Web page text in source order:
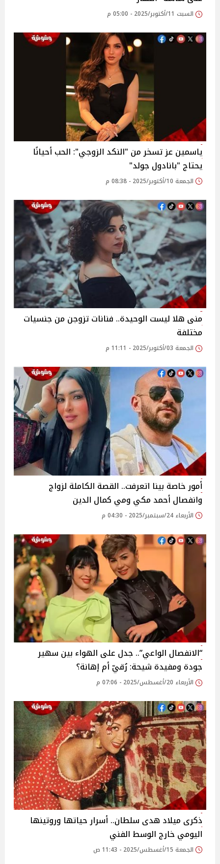
السبت 11/أكتوبر/2025 - 05:00 م
ياسمين عز تسخر من "النكد الزوجي": الحب أحيانًا
يحتاج "بانادول جولد"
الجمعة 10/أكتوبر/2025 - 08:38 م
منى هلا ليست الوحيدة.. فنانات تزوجن من جنسيات
مختلفة
الجمعة 03/أكتوبر/2025 - 11:11 م
أمور خاصة بينا اتعرفت.. القصة الكاملة لزواج
وانفصال أحمد مكي ومي كمال الدين
الأربعاء 24/سبتمبر/2025 - 04:30 م
“الانفصال الواعي”.. جدل على الهواء بين سهير
جودة ومفيدة شيحة: رُقيّ أم إهانة؟
الأربعاء 20/أغسطس/2025 - 07:06 م
ذكرى ميلاد هدى سلطان.. أسرار حياتها وروتينها
اليومي خارج الوسط الفني
الجمعة 15/أغسطس/2025 - 11:43 ص